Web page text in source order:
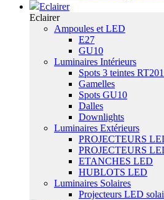
Eclairer
Eclairer
Ampoules et LED
E27
GU10
Luminaires Intérieurs
Spots 3 teintes
Gamelles
Spots GU10
Dalles
Downlights
Luminaires Extérieurs
PROJECTEURS
PROJECTEURS
ETANCHES LED
HUBLOTS LED
Luminaires Solaires
Projecteurs LED